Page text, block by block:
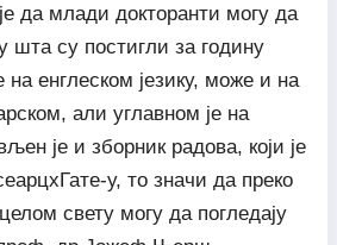
да млади докторанти могу да
шта су постигли за годину
на енглеском језику, може и на
али углавном је на
је и зборник радова, који је
у, то значи да преко
свету могу да погледају